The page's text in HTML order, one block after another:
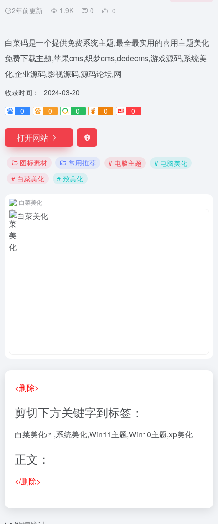
2年前更新 1.9K 0 0
白菜码是一个提供免费系统主题,最全最实用的喜用主题美化
免费下载主题,苹果cms,织梦cms,dedecms,游戏源码,系统美
化,企业源码,影视源码,源码论坛,网
收录时间：
2024-03-20
0
0 0 0 0
打开网站
图标素材 常用推荐 # 电脑主题
# 电脑美化
# 白菜美化
# 致美化
白菜美化
<删除>
剪切下方关键字到标签：
白菜美化 ,系统美化,Win11主题,Win10主题,xp美化
正文：
</删除>